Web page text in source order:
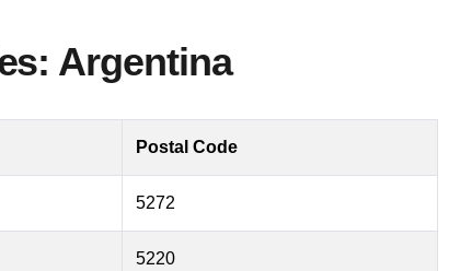
Argentina
Postal Code
5272
5220